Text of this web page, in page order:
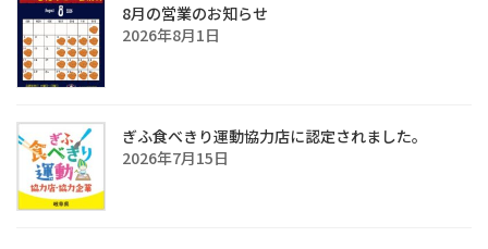
8月の営業のお知らせ
2026年8月1日
ぎふ食べきり運動協力店に認定されました。
2026年7月15日